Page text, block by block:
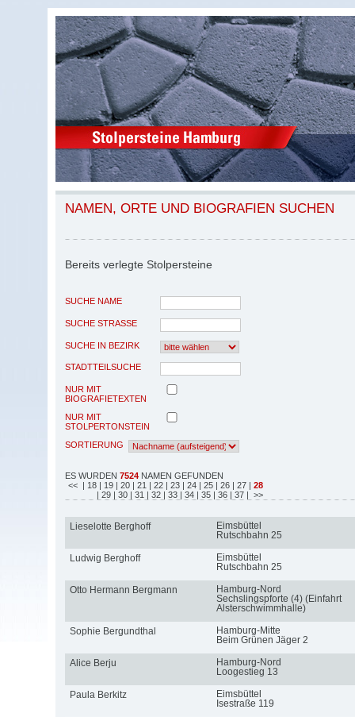
NAMEN, ORTE UND BIOGRAFIEN SUCHEN
Bereits verlegte Stolpersteine
SUCHE NAME
SUCHE STRASSE
SUCHE IN BEZIRK
STADTTEILSUCHE
NUR MIT
BIOGRAFIETEXTEN
NUR MIT
STOLPERTONSTEIN
SORTIERUNG
ES WURDEN 7524 NAMEN GEFUNDEN
<< | 18 | 19 | 20 | 21 | 22 | 23 | 24 | 25 | 26 | 27 | 28
| 29 | 30 | 31 | 32 | 33 | 34 | 35 | 36 | 37 | >>
Lieselotte Berghoff
Eimsbüttel
Rutschbahn 25
Ludwig Berghoff
Eimsbüttel
Rutschbahn 25
Otto Hermann Bergmann
Hamburg-Nord
Sechslingspforte (4) (Einfahrt
Alsterschwimmhalle)
Sophie Bergundthal
Hamburg-Mitte
Beim Grünen Jäger 2
Alice Berju
Hamburg-Nord
Loogestieg 13
Paula Berkitz
Eimsbüttel
Isestraße 119